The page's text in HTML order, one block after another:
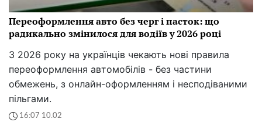
Переоформлення авто без черг і пасток: що
радикально змінилося для водіїв у 2026 році
З 2026 року на українців чекають нові правила
переоформлення автомобілів - без частини
обмежень, з онлайн-оформленням і несподіваними
пільгами.
16:07 10.02